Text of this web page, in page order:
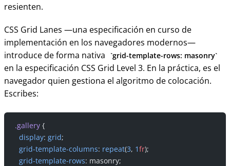
resienten.
CSS Grid Lanes —una especificación en curso de
implementación en los navegadores modernos—
introduce de forma nativa
grid-template-rows: masonry
en la especificación CSS Grid Level 3. En la práctica, es el
navegador quien gestiona el algoritmo de colocación.
Escribes:
.gallery {
  display
: grid;
  grid-template-columns
: repeat(3, 1fr);
  grid-template-rows
: masonry;